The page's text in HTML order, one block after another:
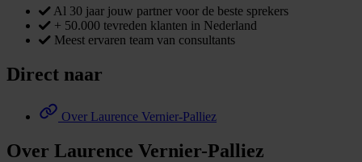
Al 30 jaar jouw partner voor de beste sprekers
+ 50.000 tevreden klanten in Nederland
Meest ervaren team van consultants
Direct naar
Over Laurence Vernier-Palliez
Over Laurence Vernier-Palliez